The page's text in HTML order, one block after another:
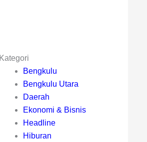
Kategori
Bengkulu
Bengkulu Utara
Daerah
Ekonomi & Bisnis
Headline
Hiburan